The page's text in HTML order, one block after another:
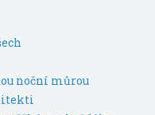
noční můrou